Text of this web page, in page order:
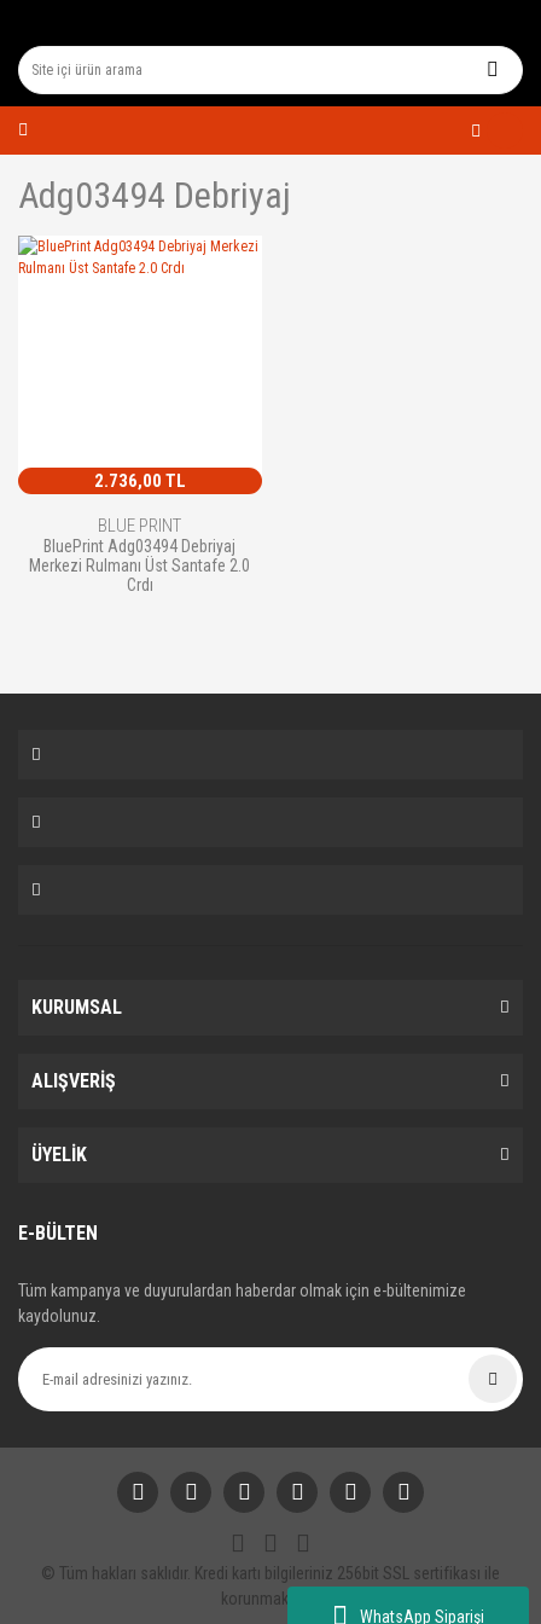
WhatsApp Siparişi
Adg03494 Debriyaj
2.736,00 TL
BLUE PRINT
BluePrint Adg03494 Debriyaj
Merkezi Rulmanı Üst Santafe 2.0
Crdı
KURUMSAL
ALIŞVERİŞ
ÜYELİK
E-BÜLTEN
Tüm kampanya ve duyurulardan haberdar olmak için e-bültenimize
kaydolunuz.
© Tüm hakları saklıdır. Kredi kartı bilgileriniz 256bit SSL sertifikası ile
korunmaktadır.